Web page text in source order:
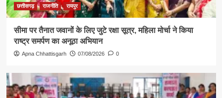
छत्तीसगढ़ राजनीति रायपुर
सीमा पर तैनात जवानों के लिए जुटे रक्षा सूत्र, महिला मोर्चा ने किया
राष्ट्र समर्पण का अनूठा अभियान
Apna Chhattisgarh 07/08/2026 0